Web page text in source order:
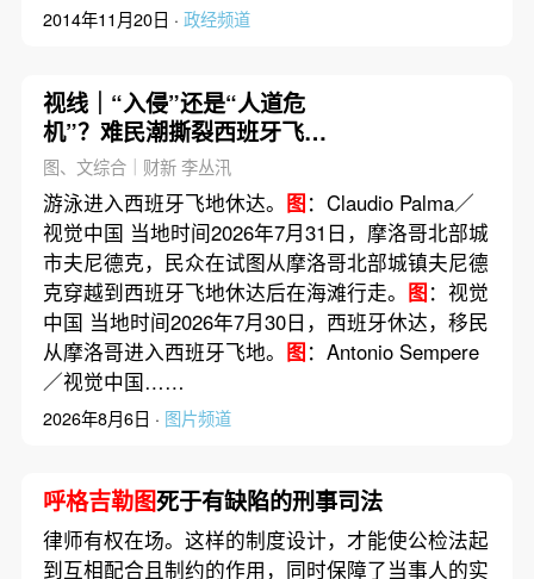
2014年11月20日 · 政经频道
视线｜“入侵”还是“人道危
机”？难民潮撕裂西班牙飞地
休达
图、文综合｜财新 李丛汛
游泳进入西班牙飞地休达。 图：Claudio Palma／
视觉中国 当地时间2026年7月31日，摩洛哥北部城
市夫尼德克，民众在试图从摩洛哥北部城镇夫尼德
克穿越到西班牙飞地休达后在海滩行走。 图：视觉
中国 当地时间2026年7月30日，西班牙休达，移民
从摩洛哥进入西班牙飞地。 图：Antonio Sempere
／视觉中国……
2026年8月6日 · 图片频道
呼格吉勒图死于有缺陷的刑事司法
律师有权在场。这样的制度设计，才能使公检法起
到互相配合且制约的作用，同时保障了当事人的实